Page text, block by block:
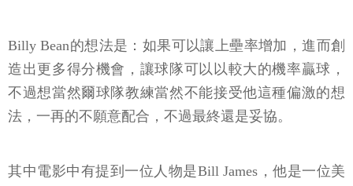
Billy Bean的想法是：如果可以讓上壘率增加，進而創
造出更多得分機會，讓球隊可以以較大的機率贏球，
不過想當然爾球隊教練當然不能接受他這種偏激的想
法，一再的不願意配合，不過最終還是妥協。
其中電影中有提到一位人物是Bill James，他是一位美